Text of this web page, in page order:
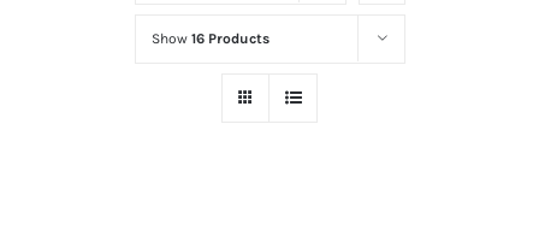
Show 16 Products